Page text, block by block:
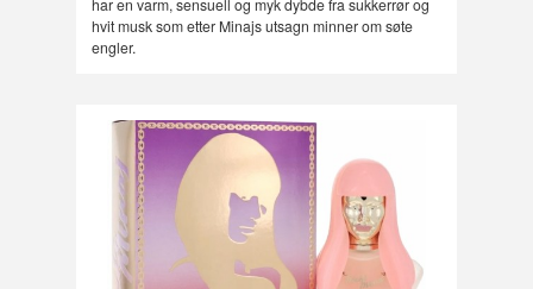
hvit musk som etter Minajs utsagn minner om søte
engler.